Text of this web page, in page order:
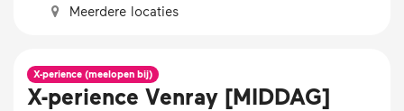
Meerdere locaties
X-perience (meelopen bij)
X-perience Venray [MIDDAG]